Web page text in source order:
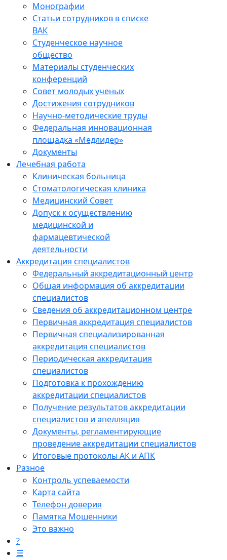
Монографии
Статьи сотрудников в списке
ВАК
Студенческое научное
общество
Материалы студенческих
конференций
Совет молодых ученых
Достижения сотрудников
Научно-методические труды
Федеральная инновационная
площадка «Медлидер»
Документы
Лечебная работа
Клиническая больница
Стоматологическая клиника
Медицинский Совет
Допуск к осуществлению
медицинской и
фармацевтической
деятельности
Аккредитация специалистов
Федеральный аккредитационный центр
Общая информация об аккредитации
специалистов
Сведения об аккредитационном центре
Первичная аккредитация специалистов
Первичная специализированная
аккредитация специалистов
Периодическая аккредитация
специалистов
Подготовка к прохождению
аккредитации специалистов
Получение результатов аккредитации
специалистов и апелляция
Документы, регламентирующие
проведение аккредитации специалистов
Итоговые протоколы АК и АПК
Разное
Контроль успеваемости
Карта сайта
Телефон доверия
Памятка Мошенники
Это важно
?
☰